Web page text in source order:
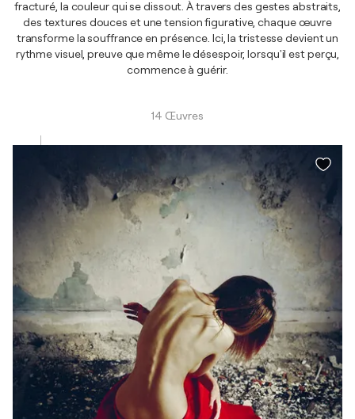
fracturé, la couleur qui se dissout. À travers des gestes abstraits,
des textures douces et une tension figurative, chaque œuvre
transforme la souffrance en présence. Ici, la tristesse devient un
rythme visuel, preuve que même le désespoir, lorsqu'il est perçu,
commence à guérir.
14 Œuvres